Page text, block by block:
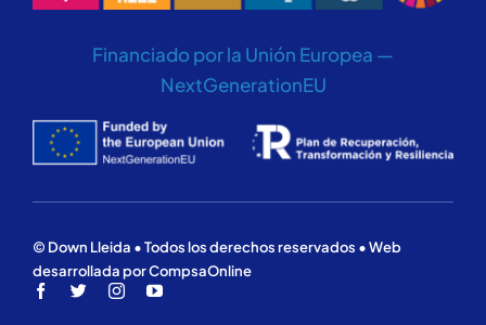
Financiado por la Unión Europea —
NextGenerationEU
© Down Lleida • Todos los derechos reservados • Web
desarrollada por CompsaOnline